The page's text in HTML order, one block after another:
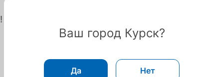
ещё
Ваш город Курск?
Да Нет